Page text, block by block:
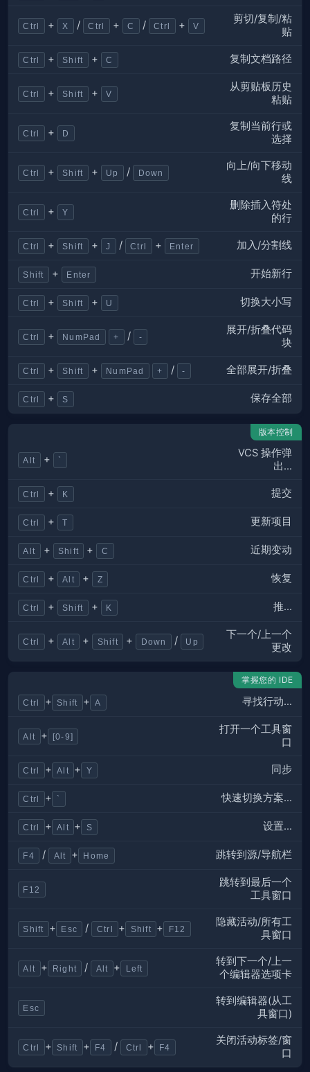
Ctrl + X / Ctrl + C / Ctrl + V
剪切/复制/粘
贴
Ctrl + Shift + C 复制文档路径
Ctrl + Shift + V
从剪贴板历史
粘贴
Ctrl + D
复制当前行或
选择
Ctrl + Shift + Up / Down
向上/向下移动
线
Ctrl + Y
删除插入符处
的行
Ctrl + Shift + J / Ctrl + Enter 加入/分割线
Shift + Enter 开始新行
Ctrl + Shift + U 切换大小写
Ctrl + NumPad + / -
展开/折叠代码
块
Ctrl + Shift + NumPad + / - 全部展开/折叠
Ctrl + S 保存全部
版本控制
Alt + `
VCS 操作弹
出...
Ctrl + K 提交
Ctrl + T 更新项目
Alt + Shift + C 近期变动
Ctrl + Alt + Z 恢复
Ctrl + Shift + K 推…
Ctrl + Alt + Shift + Down / Up
下一个/上一个
更改
掌握您的 IDE
Ctrl + Shift + A 寻找行动...
Alt + [0-9]
打开一个工具窗
口
Ctrl + Alt + Y 同步
Ctrl + ` 快速切换方案...
Ctrl + Alt + S 设置...
F4 / Alt + Home 跳转到源/导航栏
F12
跳转到最后一个
工具窗口
Shift + Esc / Ctrl + Shift + F12
隐藏活动/所有工
具窗口
Alt + Right / Alt + Left
转到下一个/上一
个编辑器选项卡
Esc
转到编辑器(从工
具窗口)
Ctrl + Shift + F4 / Ctrl + F4
关闭活动标签/窗
口